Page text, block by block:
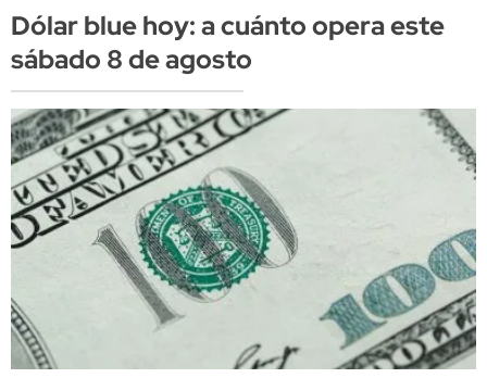
Dólar blue hoy: a cuánto opera este
sábado 8 de agosto